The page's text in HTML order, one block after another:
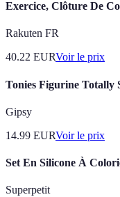
Exercice, Clôture De
Rakuten FR
40.22 EURVoir le prix
Tonies Figurine Totally
Gipsy
14.99 EURVoir le prix
Set En Silicone À
Superpetit